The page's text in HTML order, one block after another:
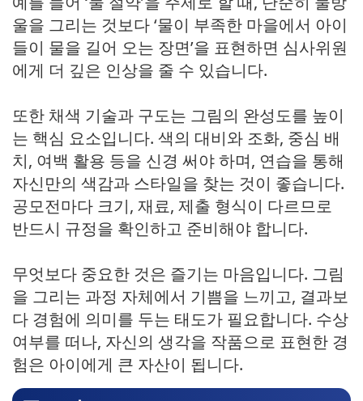
울을 그리는 것보다 ‘물이 부족한 마을에서 아이
들이 물을 길어 오는 장면’을 표현하면 심사위원
에게 더 깊은 인상을 줄 수 있습니다.
또한 채색 기술과 구도는 그림의 완성도를 높이
는 핵심 요소입니다. 색의 대비와 조화, 중심 배
치, 여백 활용 등을 신경 써야 하며, 연습을 통해
자신만의 색감과 스타일을 찾는 것이 좋습니다.
공모전마다 크기, 재료, 제출 형식이 다르므로
반드시 규정을 확인하고 준비해야 합니다.
무엇보다 중요한 것은 즐기는 마음입니다. 그림
을 그리는 과정 자체에서 기쁨을 느끼고, 결과보
다 경험에 의미를 두는 태도가 필요합니다. 수상
여부를 떠나, 자신의 생각을 작품으로 표현한 경
험은 아이에게 큰 자산이 됩니다.